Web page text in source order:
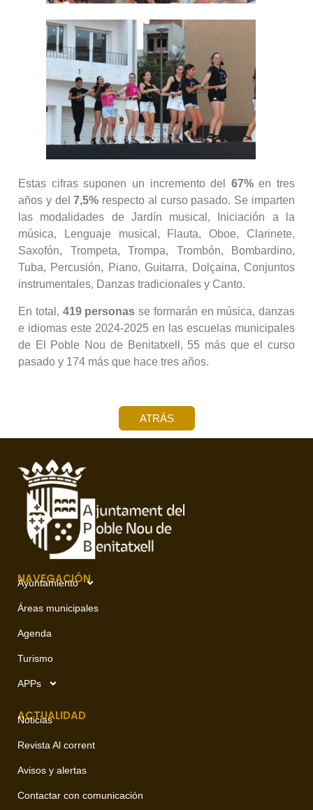
Estas cifras suponen un incremento del 67%en tres
años y del7,5% respecto al curso pasado. Se imparten
las modalidades de Jardín musical, Iniciación a la
música, Lenguaje musical, Flauta, Oboe, Clarinete,
Saxofón, Trompeta, Trompa, Trombón, Bombardino,
Tuba, Percusión, Piano, Guitarra, Dolçaina, Conjuntos
instrumentales, Danzas tradicionales y Canto.
En total, 419 personas se formarán en música, danzas
e idiomas este 2024-2025 en las escuelas municipales
de El Poble Nou de Benitatxell, 55 más que el curso
pasado y 174 más que hace tres años.
ATRÁS
NAVEGACIÓN
Ayuntamiento
Áreas municipales
Agenda
Turismo
APPs
ACTUALIDAD
Noticias
Revista Al corrent
Avisos y alertas
Contactar con comunicación